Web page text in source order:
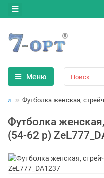
Меню
Футболка женская,
Футболка
(54-62 р)